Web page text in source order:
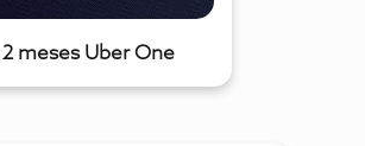
meses Uber One